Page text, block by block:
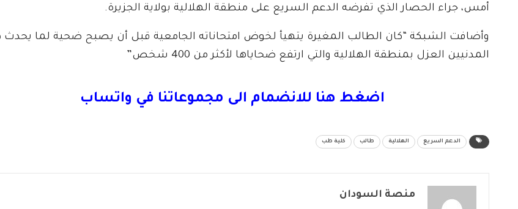
أمس، جراء الحصار الذي تفرضه الدعم السريع على منطقة الهلالية بولاية الجزيرة.
وأضافت الشبكة “كان الطالب المغيرة يتهيأ لخوض امتحاناته الجامعية قبل أن يصبح ضحية لما
المدنيين العزل بمنطقة الهلالية والتي ارتفع ضحاياها لأكثر من 400 شخص”
اضغط هنا للانضمام الى مجموعاتنا في واتساب
الدعم السريع الهلالية طالب كلية طب
منصة السودان